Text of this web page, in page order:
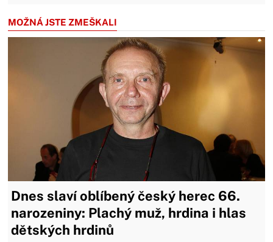
MOŽNÁ JSTE ZMEŠKALI
Dnes slaví oblíbený český herec 66.
narozeniny: Plachý muž, hrdina i hlas
dětských hrdinů